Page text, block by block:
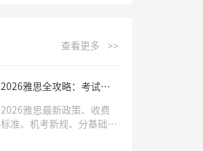
查看更多 >>
2026雅思全攻略：考试形
货
2026雅思最新政策、收费
标准、机考新规、分基础备